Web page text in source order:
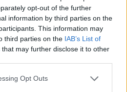
opt-out of the further
information by third parties on the
This information may
third parties on the IAB’s List of
that may further disclose it to other
Opt Outs
gravement à Tesla
5 août 2026 0